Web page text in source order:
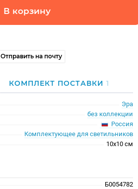
В корзину
Отправить на почту
КОМПЛЕКТ ПОСТАВКИ 1
Эра
без коллекции
Россия
Комплектующее для светильников
10x10 см
Б0054782